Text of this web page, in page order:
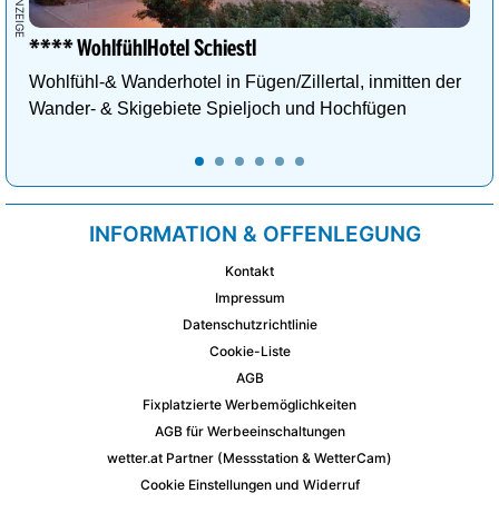
**** WohlfühlHotel Schiestl
Wohlfühl-& Wanderhotel in Fügen/Zillertal, inmitten der
Wander- & Skigebiete Spieljoch und Hochfügen
INFORMATION & OFFENLEGUNG
Kontakt
Impressum
Datenschutzrichtlinie
Cookie-Liste
AGB
Fixplatzierte Werbemöglichkeiten
AGB für Werbeeinschaltungen
wetter.at Partner (Messstation & WetterCam)
Cookie Einstellungen und Widerruf